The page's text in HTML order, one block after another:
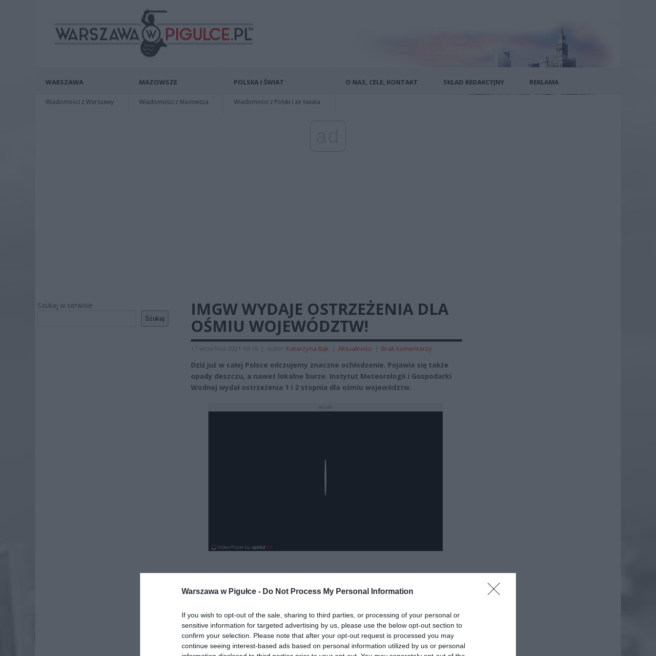
Warszawa w Pigułce - Do Not Process My Personal Information
If you wish to opt-out of the sale, sharing to third parties, or processing of your personal or
sensitive information for targeted advertising by us, please use the below opt-out section to
confirm your selection. Please note that after your opt-out request is processed you may
continue seeing interest-based ads based on personal information utilized by us or personal
WARSZAWA
Wiadomości z Warszawy
MAZOWSZE
Wiadomości z Mazowsza
POLSKA I ŚWIAT
Wiadomości z Polski i ze świata
O NAS, CELE, KONTAKT SKŁAD REDAKCYJNY REKLAMA
Szukaj w serwisie
Szukaj
IMGW WYDAJE OSTRZEŻENIA DLA
OŚMIU WOJEWÓDZTW!
17 września 2021 10:16 | Autor: Katarzyna Bąk | Aktualności | Brak komentarzy
Dziś już w całej Polsce odczujemy znaczne ochłodzenie. Pojawia się także
opady deszczu, a nawet lokalne burze. Instytut Meteorologii i Gospodarki
Wodnej wydał ostrzeżenia 1 i 2 stopnia dla ośmiu województw.
Dodaj nas do preferowanych źródeł w Google